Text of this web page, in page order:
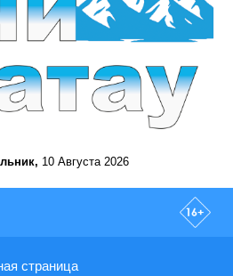
10 Августа 2026
страница